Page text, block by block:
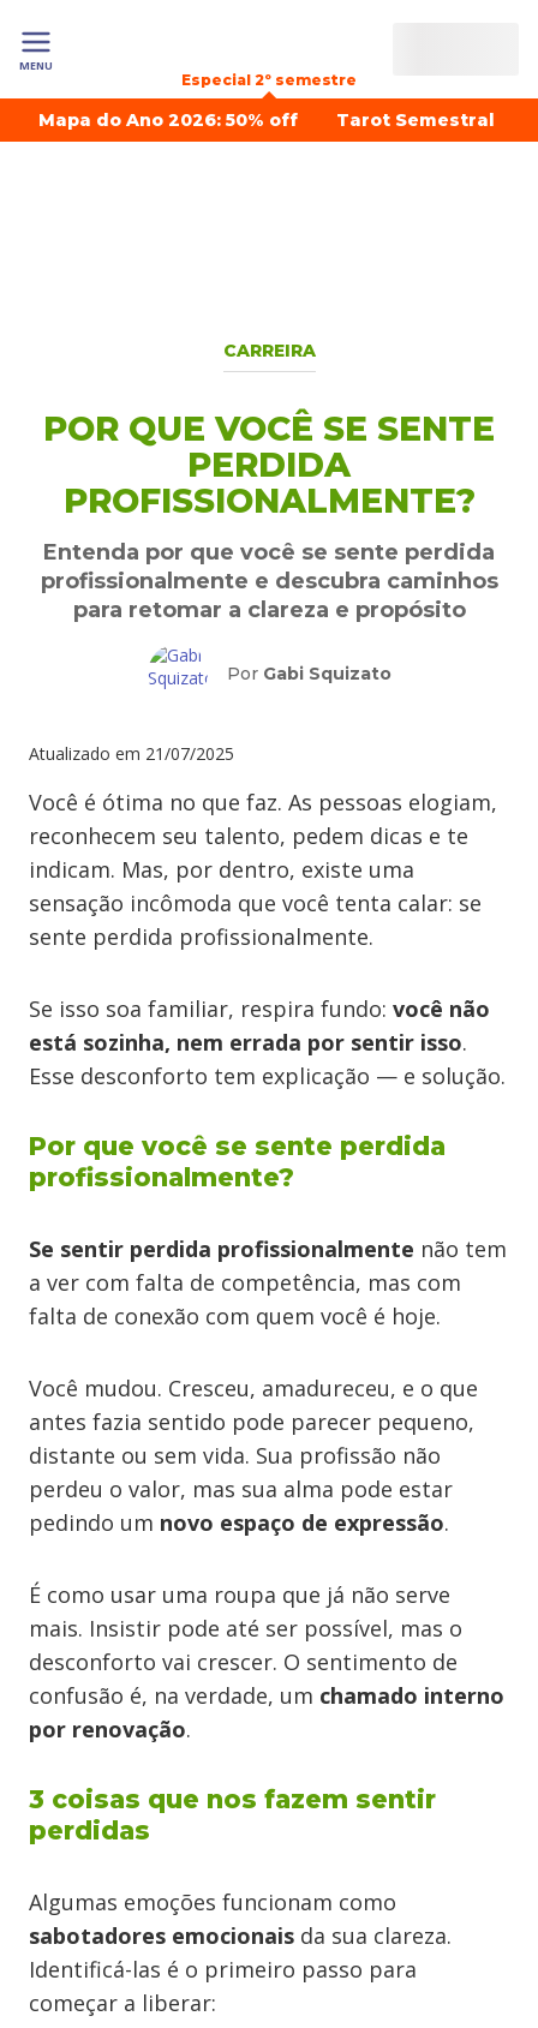
MENU
Especial 2º semestre
Mapa do Ano 2026: 50% off Tarot Semestral
CARREIRA
POR QUE VOCÊ SE SENTE
PERDIDA
PROFISSIONALMENTE?
Entenda por que você se sente perdida
profissionalmente e descubra caminhos
para retomar a clareza e propósito
Por Gabi Squizato
Atualizado em 21/07/2025
Você é ótima no que faz. As pessoas elogiam,
reconhecem seu talento, pedem dicas e te
indicam. Mas, por dentro, existe uma
sensação incômoda que você tenta calar: se
sente perdida profissionalmente.
Se isso soa familiar, respira fundo: você não
está sozinha, nem errada por sentir isso.
Esse desconforto tem explicação — e solução.
Por que você se sente perdida
profissionalmente?
Se sentir perdida profissionalmente não tem
a ver com falta de competência, mas com
falta de conexão com quem você é hoje.
Você mudou. Cresceu, amadureceu, e o que
antes fazia sentido pode parecer pequeno,
distante ou sem vida. Sua profissão não
perdeu o valor, mas sua alma pode estar
pedindo um novo espaço de expressão.
É como usar uma roupa que já não serve
mais. Insistir pode até ser possível, mas o
desconforto vai crescer. O sentimento de
confusão é, na verdade, um chamado interno
por renovação.
3 coisas que nos fazem sentir
perdidas
Algumas emoções funcionam como
sabotadores emocionais da sua clareza.
Identificá-las é o primeiro passo para
começar a liberar: